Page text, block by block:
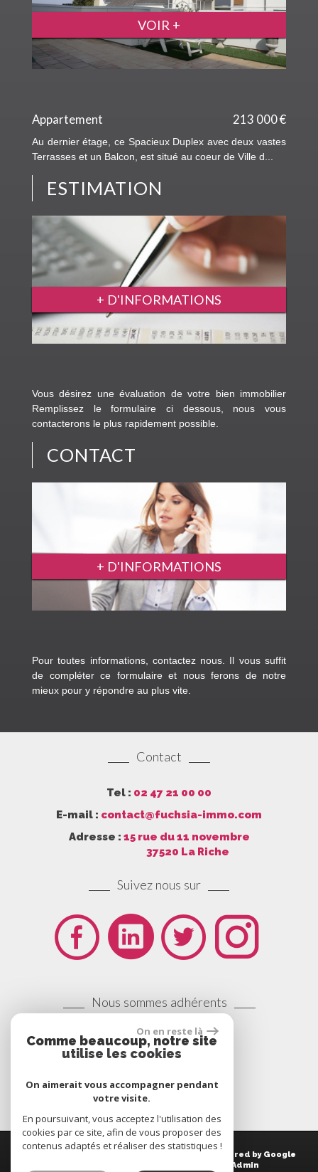
VOIR +
Appartement 213 000 €
Au dernier étage, ce Spacieux Duplex avec deux vastes
Terrasses et un Balcon, est situé au coeur de Ville d...
ESTIMATION
+ D'INFORMATIONS
Vous désirez une évaluation de votre bien immobilier
Remplissez le formulaire ci dessous, nous vous
contacterons le plus rapidement possible.
CONTACT
+ D'INFORMATIONS
Pour toutes informations, contactez nous. Il vous suffit
de compléter ce formulaire et nous ferons de notre
mieux pour y répondre au plus vite.
Contact
Tel : 02 47 21 00 00
E-mail : contact@fuchsia-immo.com
Adresse : 15 rue du 11 novembre
37520 La Riche
Suivez nous sur
Nous sommes adhérents
© 2014 | Tous droits réservés | Traduction powered by Google
Admin
On en reste là
Comme beaucoup, notre site
utilise les cookies
On aimerait vous accompagner pendant
votre visite.
En poursuivant, vous acceptez l'utilisation des
cookies par ce site, afin de vous proposer des
contenus adaptés et réaliser des statistiques !